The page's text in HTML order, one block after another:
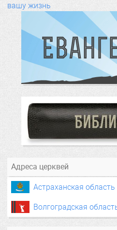
вашу жизнь
Адреса церквей
Астраханская область
Волгоградская